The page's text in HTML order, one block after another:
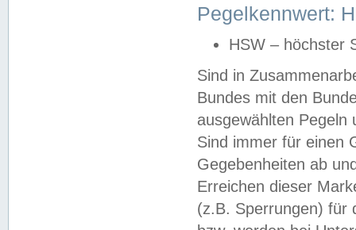
Pegelkennwert:
HSW – höchster
Sind in
Bundes mit den
ausgewählten
Sind immer für einen
Gegebenheiten ab
Erreichen dieser
(z.B. Sperrungen) für